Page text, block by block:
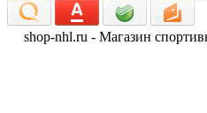
shop-nhl.ru - Магазин